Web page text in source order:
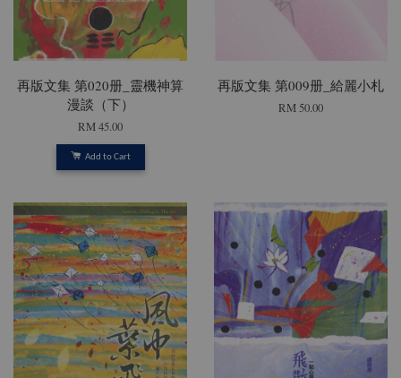
再版文集 第020册_靈機神算
漫談（下）
RM 45.00
Add to Cart
再版文集 第009册_給麗小札
RM 50.00